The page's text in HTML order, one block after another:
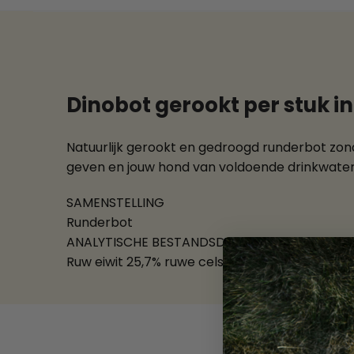
Dinobot gerookt per stuk
Natuurlijk gerookt en gedroogd runderbot z
geven en jouw hond van voldoende
SAMENSTELLING
Runderbot
ANALYTISCHE BESTANDSDELEN
Ruw eiwit 25,7% ruwe celstof 0,1% ruw vet
SKU: